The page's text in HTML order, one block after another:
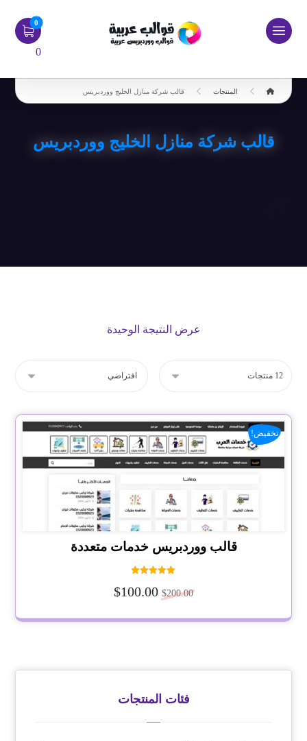
0
المنتجات قالب شركة منازل الخليج ووردبريس
قالب شركة منازل الخليج ووردبريس
عرض النتيجة الوحيدة
قالب ووردبريس خدمات متعددة
5.00
من 5
$200.00
$100.00
تخفيض!
فئات المنتجات